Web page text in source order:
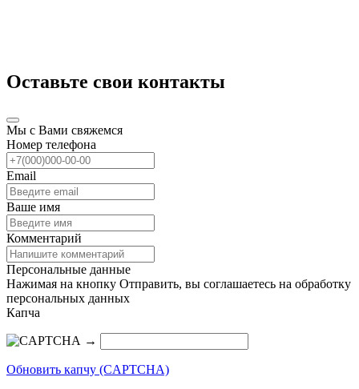
Оставьте свои контакты
Мы с Вами свяжемся
Номер телефона
Email
Ваше имя
Комментарий
Персональные данные
Нажимая на кнопку Отправить, вы соглашаетесь на обработку
персональных данных
Капча
→
Обновить капчу (CAPTCHA)